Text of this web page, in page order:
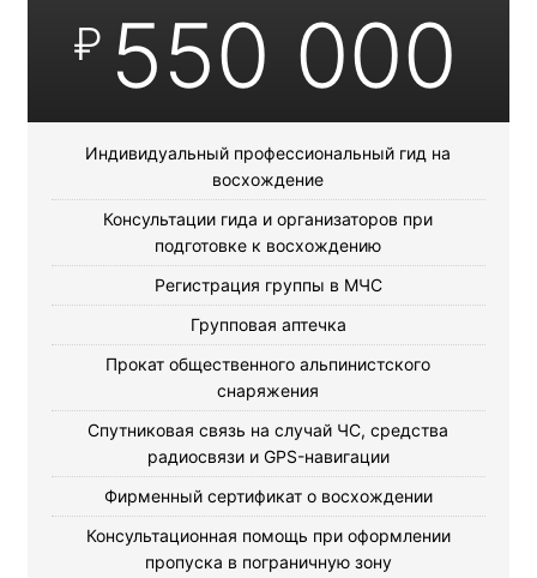
₽ 550 000
Индивидуальный профессиональный гид на
восхождение
Консультации гида и организаторов при
подготовке к восхождению
Регистрация группы в МЧС
Групповая аптечка
Прокат общественного альпинистского
снаряжения
Спутниковая связь на случай ЧС, средства
радиосвязи и GPS-навигации
Фирменный сертификат о восхождении
Консультационная помощь при оформлении
пропуска в пограничную зону